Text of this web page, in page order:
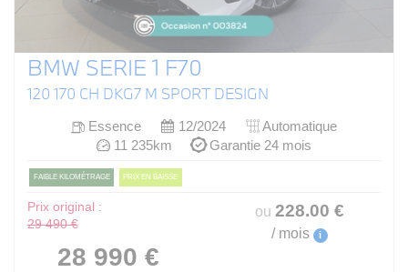
BMW SERIE 1 F70
120 170 CH DKG7 M SPORT DESIGN
Essence 12/2024
Automatique
11 235km
Garantie 24 mois
FAIBLE KILOMÉTRAGE PRIX EN BAISSE
Prix original :
29 490 €
28 990 €
ou 228.00 €
/ mois i